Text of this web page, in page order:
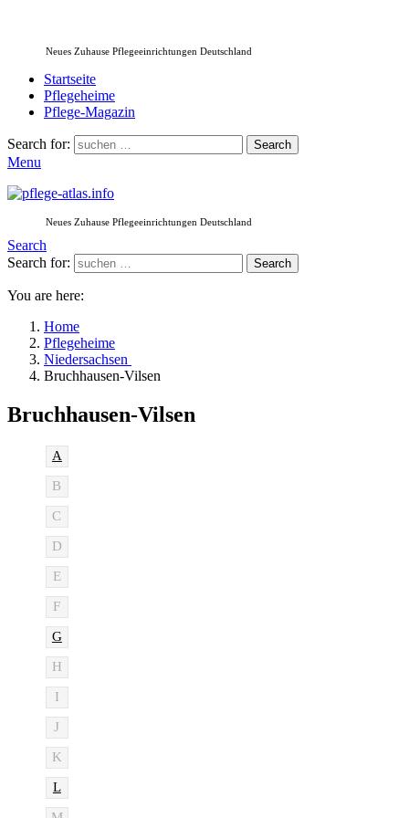
Neues Zuhause Pflegeeinrichtungen Deutschland
Startseite
Pflegeheime
Pflege-Magazin
Search for: Search
Menu
Neues Zuhause Pflegeeinrichtungen Deutschland
Search
Search for:
Search
You are here:
Home
Pflegeheime
Niedersachsen
Bruchhausen-Vilsen
Bruchhausen-Vilsen
A
B
C
D
E
F
G
H
I
J
K
L